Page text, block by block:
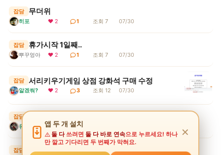
잡담 무더위
히포 ❤ 2 1 조회 7 07/30
잡담 휴가시작 1일째..
뿌꾸엉아 ❤ 2 1 조회 7 07/30
잡담 서리키우기게임 상점 강화석 구매 수정
알겠쒀? ❤ 2 3 조회 12 07/30
잡담
유후눈나 ❤ 3 3
잡담 휴가를 방구석에서ㅠ
앱 두 개 설치
둘 다쓰려면 둘 다 바로 연속으로 누르세요! 하나
만 깔고 기다리면 두 번째가 막혀요.
✕